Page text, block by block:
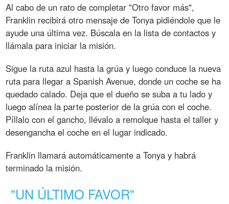
Al cabo de un rato de completar "Otro favor más",
Franklin recibirá otro mensaje de Tonya pidiéndole que le
ayude una última vez. Búscala en la lista de contactos y
llámala para iniciar la misión.
Sigue la ruta azul hasta la grúa y luego conduce la nueva
ruta para llegar a Spanish Avenue, donde un coche se ha
quedado calado. Deja que el dueño se suba a tu lado y
luego alínea la parte posterior de la grúa con el coche.
Píllalo con el gancho, llévalo a remolque hasta el taller y
desengancha el coche en el lugar indicado.
Franklin llamará automáticamente a Tonya y habrá
terminado la misión.
"UN ÚLTIMO FAVOR"